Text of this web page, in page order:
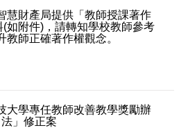
慧財產局提供「教師授課著作
如附件)，請轉知學校教師參考
教師正確著作權觀念。
大學專任教師改善教學獎勵辦
法」修正案